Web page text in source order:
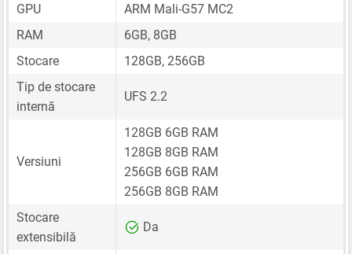
GPU
ARM Mali-G57 MC2
RAM
6GB, 8GB
Stocare
128GB, 256GB
Tip de stocare
internă
UFS 2.2
Versiuni
128GB 6GB RAM
128GB 8GB RAM
256GB 6GB RAM
256GB 8GB RAM
Stocare
extensibilă
Da